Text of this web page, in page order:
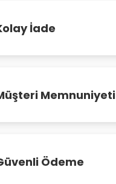
İade
Memnuniyeti
Ödeme